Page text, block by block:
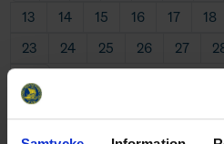
13
14 15 16 17 18
23
24 25 26 27